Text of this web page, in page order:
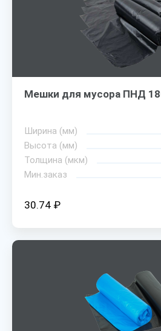
Мешки для мусора ПНД
Ширина (мм)
Высота (мм)
Толщина (мкм)
Мин.заказ
30.74 ₽